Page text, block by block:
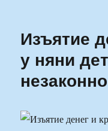
Ильменский
Изъятие
у няни